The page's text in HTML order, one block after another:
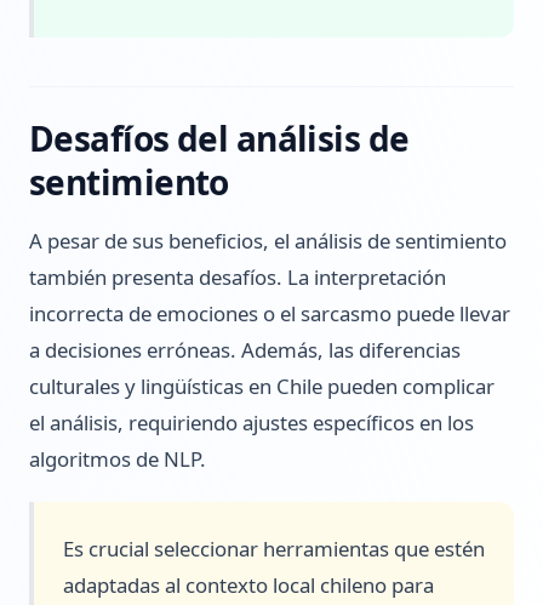
Desafíos del análisis de
sentimiento
A pesar de sus beneficios, el análisis de sentimiento
también presenta desafíos. La interpretación
incorrecta de emociones o el sarcasmo puede llevar
a decisiones erróneas. Además, las diferencias
culturales y lingüísticas en Chile pueden complicar
el análisis, requiriendo ajustes específicos en los
algoritmos de NLP.
Es crucial seleccionar herramientas que estén
adaptadas al contexto local chileno para